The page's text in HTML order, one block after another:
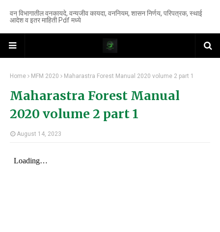
वन विभागातील वनकायदे, वन्यजीव कायदा, वननियम, शासन निर्णय, परिपत्रक, स्थाई
आदेश व इतर माहिती Pdf मध्ये
Home MFM 2020 Maharastra Forest Manual 2020 volume 2 part 1
Maharastra Forest Manual
2020 volume 2 part 1
August 14, 2023